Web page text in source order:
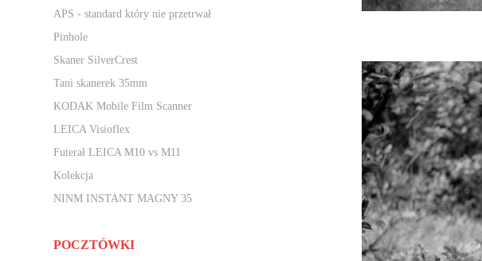
APS - standard który nie przetrwał
Pinhole
Skaner SilverCrest
Tani skanerek 35mm
KODAK Mobile Film Scanner
LEICA Visioflex
Futerał LEICA M10 vs M11
Kolekcja
NINM INSTANT MAGNY 35
POCZTÓWKI